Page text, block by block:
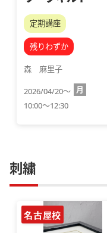
定期講座
残りわずか
森　麻里子
2026/04/20～ 月
10:00～12:30
刺繍
名古屋校